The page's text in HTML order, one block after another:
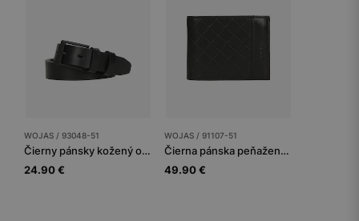
WOJAS / 93048-51
Čierny pánsky kožený opasok na bežné nosenie
24.90 €
WOJAS / 91107-51
Čierna pánska peňaženka z prešívanej lícovej kože s RFID ochranou
49.90 €